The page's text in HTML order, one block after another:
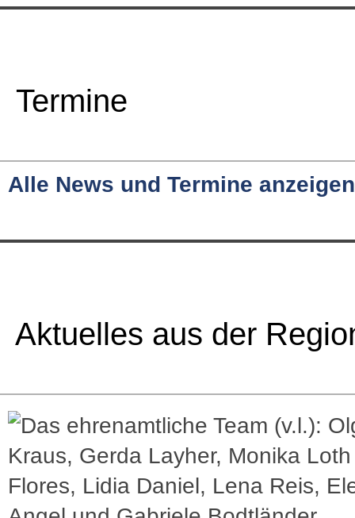
Termine
Alle News und Termine anzeigen
Aktuelles aus der